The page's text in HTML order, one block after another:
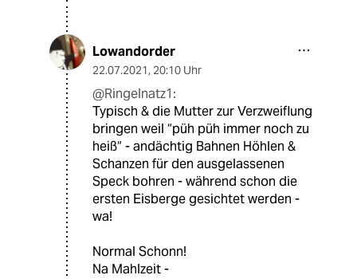
Lowandorder
22.07.2021, 20:10 Uhr
@Ringelnatz1:
Typisch & die Mutter zur Verzweiflung
bringen weil “püh püh immer noch zu
heiß“ - andächtig Bahnen Höhlen &
Schanzen für den ausgelassenen
Speck bohren - während schon die
ersten Eisberge gesichtet werden -
wa!
Normal Schonn!
Na Mahlzeit -